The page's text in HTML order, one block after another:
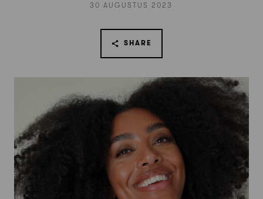
30 AUGUSTUS 2023
SHARE